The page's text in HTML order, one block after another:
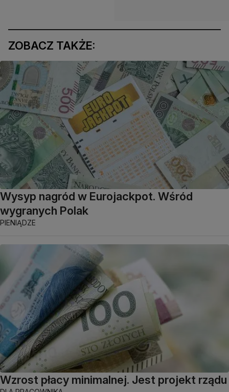
ZOBACZ TAKŻE:
Wysyp nagród w Eurojackpot. Wśród
wygranych Polak
PIENIĄDZE
Wzrost płacy minimalnej. Jest projekt rządu